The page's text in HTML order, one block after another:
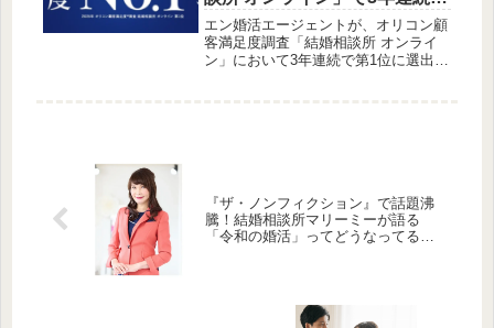
1位を獲得
エン婚活エージェントが、オリコン顧
客満足度調査「結婚相談所 オンライ
ン」において3年連続で第1位に選出さ
『ザ・ノンフィクション』で話題沸
騰！結婚相談所マリーミーが語る
「令和の婚活」ってどうなってる